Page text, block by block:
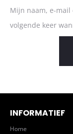
Mijn naam, e-mail
volgende keer
INFORMATIEF
Home